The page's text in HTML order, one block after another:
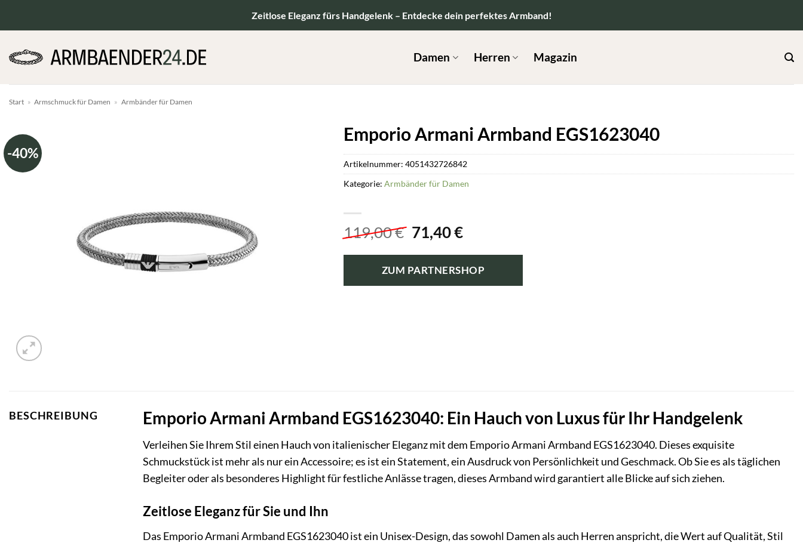
Zeitlose Eleganz fürs Handgelenk – Entdecke dein perfektes Armband!
Damen Herren Magazin
Start » Armschmuck für Damen » Armbänder für Damen
-40%
Emporio Armani Armband EGS1623040
119,00€ Ursprünglicher
war:
119,00 €
71,40€Aktueller
ist:
71,40 €.
ZUM PARTNERSHOP
Artikelnummer: 4051432726842
Kategorie: Armbänder für Damen
BESCHREIBUNG Emporio Armani Armband EGS1623040: Ein Hauch von Luxus für Ihr Handgelenk
Verleihen Sie Ihrem Stil einen Hauch von italienischer Eleganz mit dem Emporio Armani Armband EGS1623040. Dieses exquisite
Schmuckstück ist mehr als nur ein Accessoire; es ist ein Statement, ein Ausdruck von Persönlichkeit und Geschmack. Ob Sie es als täglichen
Begleiter oder als besonderes Highlight für festliche Anlässe tragen, dieses Armband wird garantiert alle Blicke auf sich ziehen.
Zeitlose Eleganz für Sie und Ihn
Das Emporio Armani Armband EGS1623040 ist ein Unisex-Design, das sowohl Damen als auch Herren anspricht, die Wert auf Qualität, Stil